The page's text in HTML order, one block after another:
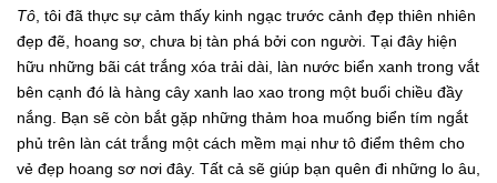
Tô , tôi đã thực sự cảm thấy kinh ngạc trước cảnh đẹp thiên nhiên
đẹp đẽ, hoang sơ, chưa bị tàn phá bởi con người. Tại đây hiện
hữu những bãi cát trắng xóa trải dài, làn nước biển xanh trong vắt
bên cạnh đó là hàng cây xanh lao xao trong một buổi chiều đầy
nắng. Bạn sẽ còn bắt gặp những thảm hoa muống biển tím ngắt
phủ trên làn cát trắng một cách mềm mại như tô điểm thêm cho
vẻ đẹp hoang sơ nơi đây. Tất cả sẽ giúp bạn quên đi những lo âu,